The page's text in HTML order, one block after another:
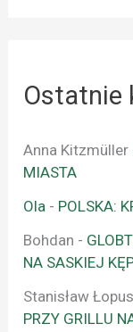
Ostatnie
Anna Kitzmüller
MIASTA
Ola - POLSKA:
Bohdan -
NA SASKIEJ
Stanisław
PRZY GRILLU